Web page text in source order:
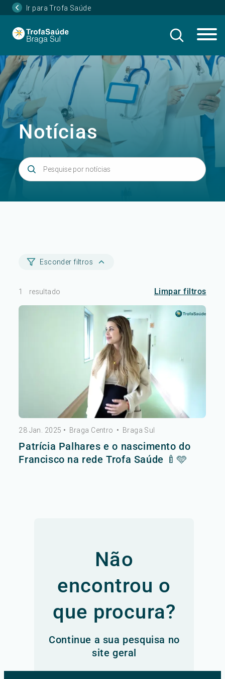
Ir para Trofa Saúde
Notícias
Esconder filtros
1 resultado Limpar filtros
28 Jan. 2025 • Braga Centro • Braga Sul
Patrícia Palhares e o nascimento do
Francisco na rede Trofa Saúde 🍼🩵
Não
encontrou o
que procura?
Continue a sua pesquisa no
site geral